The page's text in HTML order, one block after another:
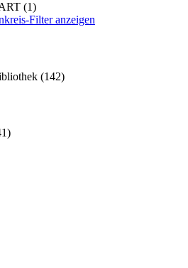
(1)
Filter anzeigen
(142)